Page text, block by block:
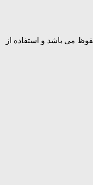
می باشد و استفاده از